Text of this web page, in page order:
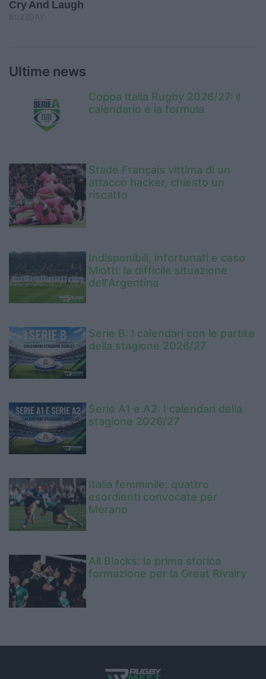
Ultime news
Coppa Italia Rugby 2026/27: il
calendario e la formula
Stade Français vittima di un
attacco hacker, chiesto un
riscatto
Indisponibili, infortunati e caso
Miotti: la difficile situazione
dell'Argentina
Serie B: I calendari con le partite
della stagione 2026/27
Serie A1 e A2: I calendari della
stagione 2026/27
Italia femminile: quattro
esordienti convocate per
Merano
All Blacks: la prima storica
formazione per la Great Rivalry